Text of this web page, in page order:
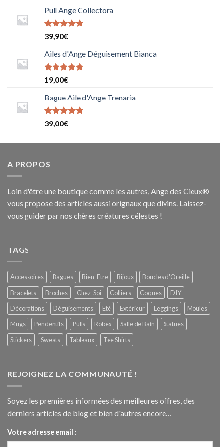
Pull Ange Collectora
Note5sur
39,90€
Ailes d'Ange Déguisement Bianca
Note5sur
19,00€
Bague Aile d'Ange Trenaria
Note
5.0000000000000000
39,00€
A PROPOS
Loin d'être une boutique comme les autres, Ange des Cieux®
vous propose des articles aussi orignaux que divins. Laissez-
vous guider par nos chères créatures célestes !
TAGS
Accessoires Bagues Bien-Etre Bijoux
Boucles d'Oreille
Bracelets
Broches Chez-Soi Colliers Coques
DIY
Décorations
Déguisements Eté Extérieur Leggings
Moules
Mugs
Pendentifs Pulls Robes Salle de Bain
Statues
Stickers
Sweats Tableaux Tee Shirts
REJOIGNEZ LA COMMUNAUTÉ !
Soyez les premières informées des meilleures offres, des
derniers articles de blog et bien d'autres encore…
Votre adresse email :